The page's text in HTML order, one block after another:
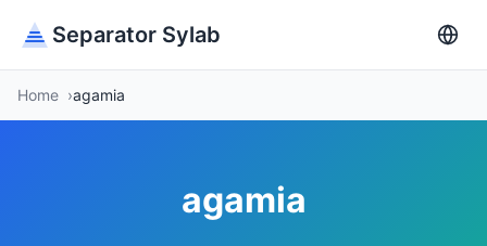
Separator Sylab
Home agamia
agamia